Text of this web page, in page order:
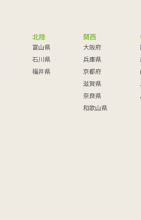
北陸
富山県
石川県
福井県
関西
大阪府
兵庫県
京都府
滋賀県
奈良県
和歌山県